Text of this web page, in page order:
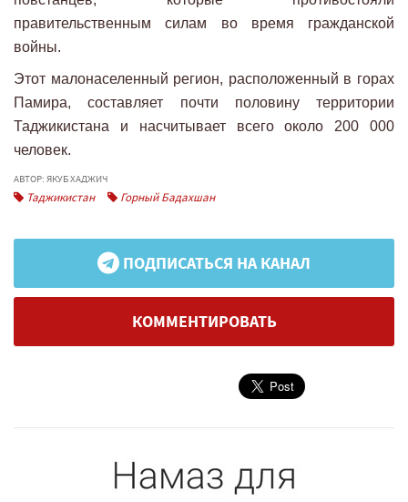
правительственным силам во время гражданской
войны.
Этот малонаселенный регион, расположенный в горах
Памира, составляет почти половину территории
Таджикистана и насчитывает всего около 200 000
человек.
АВТОР: ЯКУБ ХАДЖИЧ
Таджикистан Горный Бадахшан
ПОДПИСАТЬСЯ НА КАНАЛ
КОММЕНТИРОВАТЬ